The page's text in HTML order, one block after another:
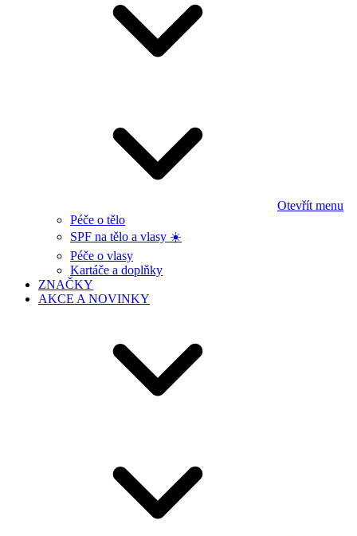
Otevřít menu
Péče o tělo
SPF na tělo a vlasy ☀️
Péče o vlasy
Kartáče a doplňky
ZNAČKY
AKCE A NOVINKY